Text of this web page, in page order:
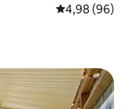
Calificación
4,98 (96)